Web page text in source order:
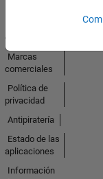
confianza
Marcas
comerciales
Política de
privacidad
Antipiratería
Estado de las
aplicaciones
Información